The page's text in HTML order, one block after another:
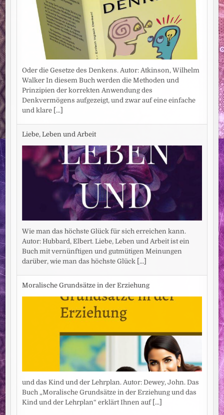
Oder die Gesetze des Denkens. Autor: Atkinson, Wilhelm
Walker In diesem Buch werden die Methoden und
Prinzipien der korrekten Anwendung des
Denkvermögens aufgezeigt, und zwar auf eine einfache
und klare [...]
Liebe, Leben und Arbeit
Wie man das höchste Glück für sich erreichen kann.
Autor: Hubbard, Elbert. Liebe, Leben und Arbeit ist ein
Buch mit vernünftigen und gutmütigen Meinungen
darüber, wie man das höchste Glück [...]
Moralische Grundsätze in der Erziehung
und das Kind und der Lehrplan. Autor: Dewey, John. Das
Buch „Moralische Grundsätze in der Erziehung und das
Kind und der Lehrplan“ erklärt Ihnen auf [...]